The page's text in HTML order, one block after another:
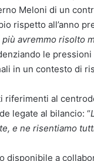
Meloni di un
rispetto all’anno
avremmo risolto
le
in un contesto di
riferimenti al
legate al bilancio: “
e ne risentiamo
disponibile a